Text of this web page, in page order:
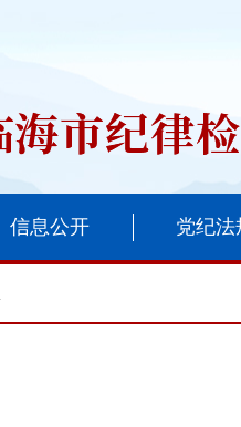
信息公开 党纪法